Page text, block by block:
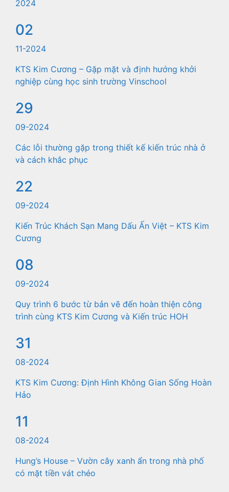
2024
02
11-2024
KTS Kim Cương – Gặp mặt và định hướng khởi
nghiệp cùng học sinh trường Vinschool
29
09-2024
Các lỗi thường gặp trong thiết kế kiến trúc nhà ở
và cách khắc phục
22
09-2024
Kiến Trúc Khách Sạn Mang Dấu Ấn Việt – KTS Kim
Cương
08
09-2024
Quy trình 6 bước từ bản vẽ đến hoàn thiện công
trình cùng KTS Kim Cương và Kiến trúc HOH
31
08-2024
KTS Kim Cương: Định Hình Không Gian Sống Hoàn
Hảo
11
08-2024
Hung’s House – Vườn cây xanh ẩn trong nhà phố
có mặt tiền vát chéo